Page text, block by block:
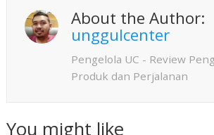
A
p
About the Author:
unggulcenter
Pengelola UC - Review
Produk dan Perjalanan
You might like